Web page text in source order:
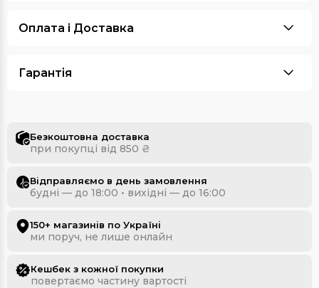
Оплата i Доставка
Гарантія
Безкоштовна доставка
при покупці від 850 ₴
Відправляємо в день замовлення
будні — до 18:00 • вихідні — до 16:00
150+ магазинів по Україні
ми поруч, не лише онлайн
Кешбек з кожної покупки
повертаємо частину вартості